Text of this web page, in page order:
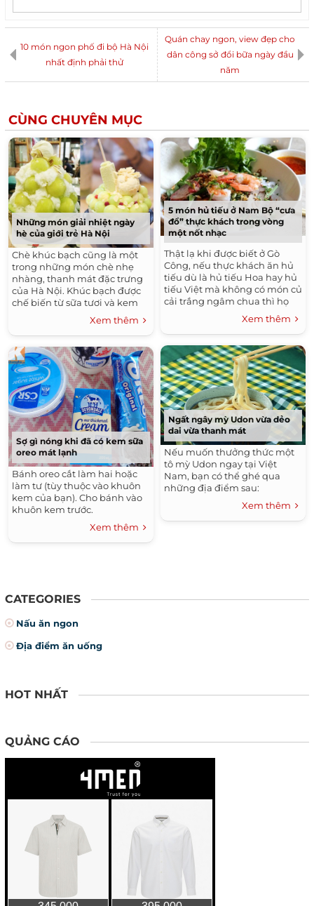
10 món ngon phố đi bộ Hà Nội
nhất định phải thử
Quán chay ngon, view đẹp cho
dân công sở đổi bữa ngày đầu
năm
CÙNG CHUYÊN MỤC
Những món giải nhiệt ngày
hè của giới trẻ Hà Nội
Chè khúc bạch cũng là một
trong những món chè nhẹ
nhàng, thanh mát đặc trưng
của Hà Nội. Khúc bạch được
chế biến từ sữa tươi và kem
tươi, mang vị ngậy và mát rất
dễ chịu. Chè khúc bạch
thường có thêm long nhãn,
hạnh nhân, hạt é… ăn khá lạ
miệng và ấn tượng.
Xem thêm
Sợ gì nóng khi đã có kem sữa
oreo mát lạnh
Bánh oreo cắt làm hai hoặc
làm tư (tùy thuộc vào khuôn
kem của bạn). Cho bánh vào
khuôn kem trước.
Xem thêm
5 món hủ tiếu ở Nam Bộ “cưa
đổ” thực khách trong vòng
một nốt nhạc
Thật lạ khi được biết ở Gò
Công, nếu thực khách ăn hủ
tiếu dù là hủ tiếu Hoa hay hủ
tiếu Việt mà không có món củ
cải trắng ngâm chua thì họ
không ăn. Nếu có dịp đặt
chân đến Sài Gòn và đặc biệt
là vùng đất Gò Công, các bạn
đừng quên thưởng thức món
ăn này nhé!
Xem thêm
Ngất ngây mỳ Udon vừa dẻo
dai vừa thanh mát
Nếu muốn thưởng thức một
tô mỳ Udon ngay tại Việt
Nam, bạn có thể ghé qua
những địa điểm sau:
Xem thêm
CATEGORIES
Nấu ăn ngon
Địa điểm ăn uống
HOT NHẤT
QUẢNG CÁO